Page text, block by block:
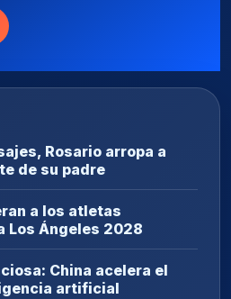
Rosario arropa a
de su padre
a los atletas
Los Ángeles 2028
China acelera el
artificial